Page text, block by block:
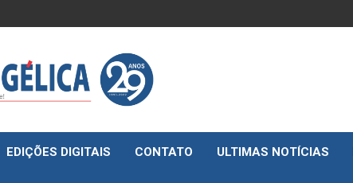
EDIÇÕES DIGITAIS CONTATO ULTIMAS NOTÍCIAS